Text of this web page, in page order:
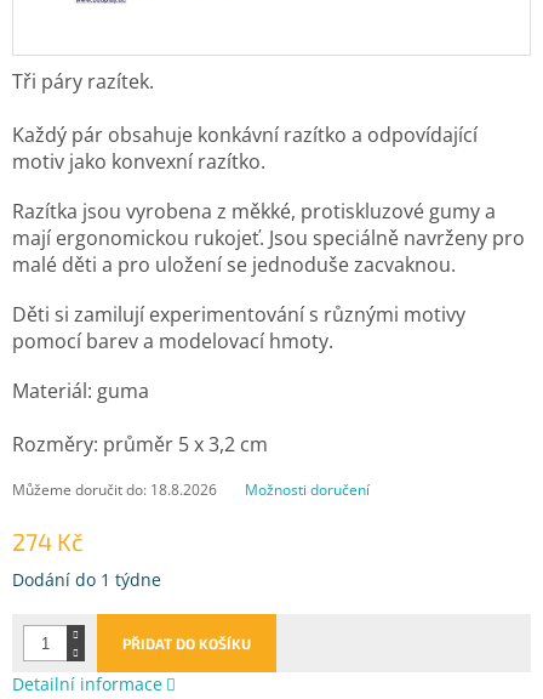
274 Kč
Měrná
Dodání do 1 týdne
Můžeme doručit do: 18.8.2026 Možnosti doručení
PŘIDAT DO KOŠÍKU
Tři páry razítek.
Každý pár obsahuje konkávní razítko a odpovídající
motiv jako konvexní razítko.
Razítka jsou vyrobena z měkké, protiskluzové gumy a
mají ergonomickou rukojeť. Jsou speciálně navrženy pro
malé děti a pro uložení se jednoduše zacvaknou.
Děti si zamilují experimentování s různými motivy
pomocí barev a modelovací hmoty.
Materiál: guma
Rozměry: průměr 5 x 3,2 cm
Detailní informace